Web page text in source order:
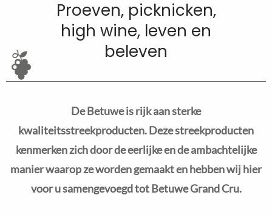
Proeven, picknicken,
high wine, leven en
beleven
De Betuwe is rijk aan sterke
kwaliteitsstreekproducten. Deze streekproducten
kenmerken zich door de eerlijke en de ambachtelijke
manier waarop ze worden gemaakt en hebben wij hier
voor u samengevoegd tot Betuwe Grand Cru.